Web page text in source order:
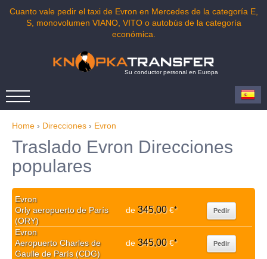
Cuanto vale pedir el taxi de Evron en Mercedes de la categoría E,
S, monovolumen VIANO, VITO o autobús de la categoría
económica.
Su conductor personal en Europa
Home › Direcciones › Evron
Traslado Evron Direcciones
populares
Evron
Orly aeropuerto de París
(ORY)
de 345,00€* Pedir
Evron
Aeropuerto Charles de
Gaulle de París (CDG)
de 345,00€* Pedir